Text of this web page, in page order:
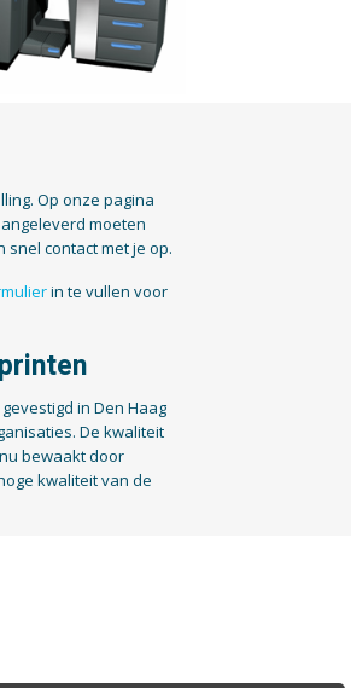
Op onze pagina
moeten
snel contact met je op.
in te vullen voor
in Den Haag
De kwaliteit
bewaakt door
kwaliteit van de